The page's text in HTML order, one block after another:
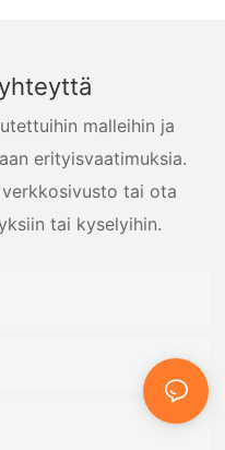
malleihin ja
erityisvaatimuksia.
tai ota
tai kyselyihin.